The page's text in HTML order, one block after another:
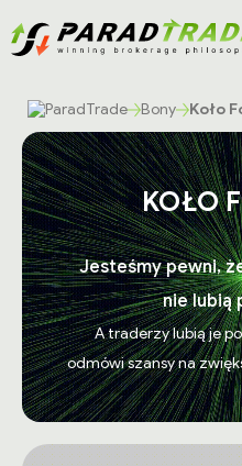
Bony Koło
KOŁO
Jesteśmy pewni,
nie lubią
A traderzy lubią je
odmówi szansy na